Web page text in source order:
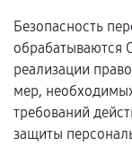
Безопасность
обрабатываются
реализации
мер,
требований
защиты